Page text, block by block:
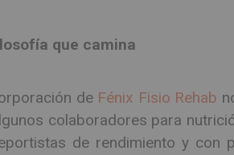
que camina
de Fénix Fisio Rehab
colaboradores para
de rendimiento y con